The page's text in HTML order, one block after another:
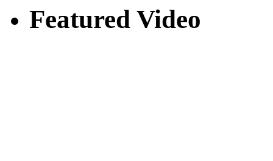
Featured Video